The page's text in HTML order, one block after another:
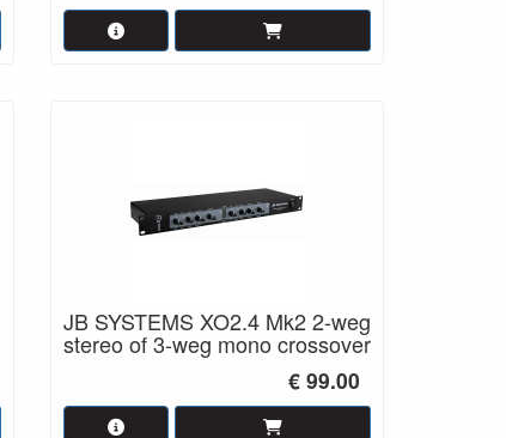
JB SYSTEMS XO2.4 Mk2 2-weg
stereo of 3-weg mono crossover
€ 99.00